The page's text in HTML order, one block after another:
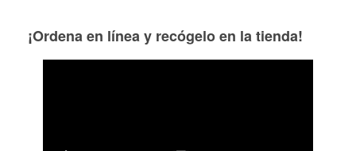
¡Ordena en línea y recógelo en la tienda!